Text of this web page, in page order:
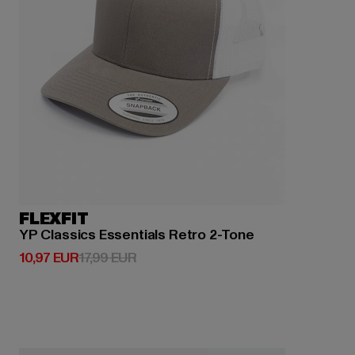
FLEXFIT
YP Classics Essentials Retro 2-Tone
10,97 EUR
Derzeitiger Preis: 10,97 EUR
17,99 EURAktionspreis: 17,99 EUR